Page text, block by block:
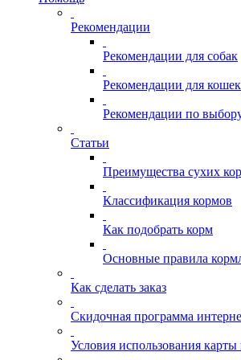
Рекомендации
Рекомендации для собак
Рекомендации для кошек
Рекомендации по
Статьи
Преимущества сухих
Классификация кормов
Как подобрать корм
Основные правила
Как сделать заказ
Скидочная программа
Условия использования